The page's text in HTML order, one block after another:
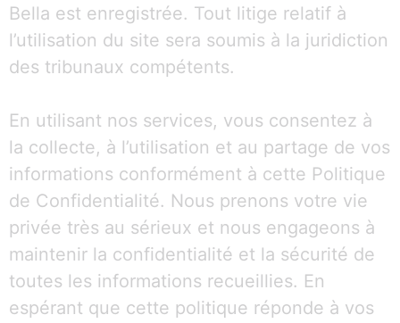
Bella est enregistrée. Tout litige relatif à
l’utilisation du site sera soumis à la juridiction
des tribunaux compétents.
En utilisant nos services, vous consentez à
la collecte, à l’utilisation et au partage de vos
informations conformément à cette Politique
de Confidentialité. Nous prenons votre vie
privée très au sérieux et nous engageons à
maintenir la confidentialité et la sécurité de
toutes les informations recueillies. En
espérant que cette politique réponde à vos